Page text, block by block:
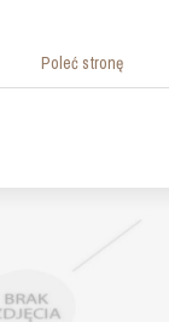
Poleć stronę